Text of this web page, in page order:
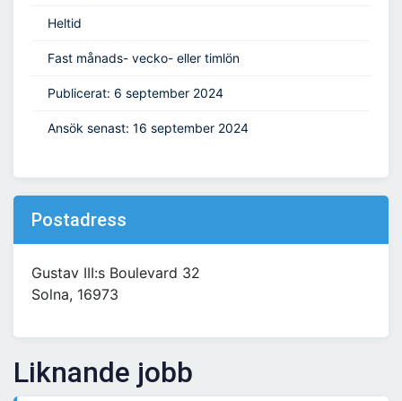
Heltid
Fast månads- vecko- eller timlön
Publicerat: 6 september 2024
Ansök senast: 16 september 2024
Postadress
Gustav III:s Boulevard 32
Solna, 16973
Liknande jobb